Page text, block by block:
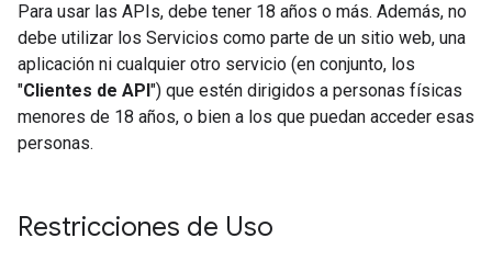
Para usar las APIs, debe tener 18 años o más. Además, no
debe utilizar los Servicios como parte de un sitio web, una
aplicación ni cualquier otro servicio (en conjunto, los
"Clientes de API") que estén dirigidos a personas físicas
menores de 18 años, o bien a los que puedan acceder esas
personas.
Restricciones de Uso